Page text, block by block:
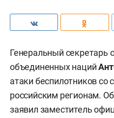
Генеральный секретарь
объединенных наций
атаки беспилотников со
российским регионам.
заявил заместитель